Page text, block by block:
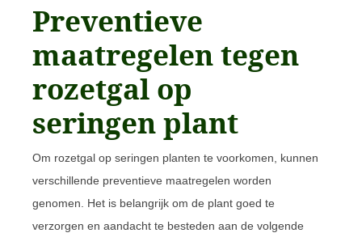
Preventieve
maatregelen tegen
rozetgal op
seringen plant
Om rozetgal op seringen planten te voorkomen, kunnen
verschillende preventieve maatregelen worden
genomen. Het is belangrijk om de plant goed te
verzorgen en aandacht te besteden aan de volgende